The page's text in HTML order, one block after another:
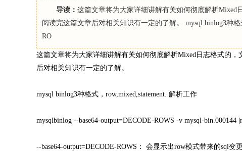
导读： 这篇文章将为大家详细讲解有关如何彻底解析
阅读完这篇文章后对相关知识有一定的了解。 mysql binlog3种格
RO
这篇文章将为大家详细讲解有关如何彻底解析Mixed日志格式的
后对相关知识有一定的了解。
mysql binlog3种格式，row,mixed,statement. 解析工作
mysqlbinlog --base64-output=DECODE-ROWS -v mysql-bin.000144
--base64-output=DECODE-ROWS： 会显示出row模式带来的sql变更